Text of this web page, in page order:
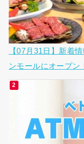
【07月31日】新着
ンモールにオープ